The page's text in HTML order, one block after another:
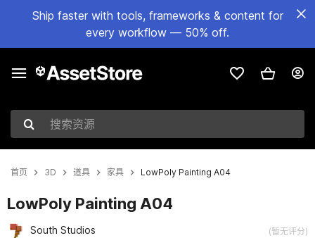
Ship faster with tools, frameworks & content for
every workflow — 50% off.
搜索资源
首页 3D 道具 家具 LowPoly Painting A04
LowPoly Painting A04
South Studios (暂无评分)